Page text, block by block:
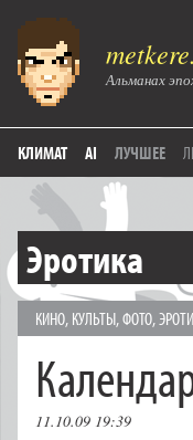
Альманах
КЛИМАТ AI ЛУЧШЕЕ
Эротика
КИНО, КУЛЬТЫ,ФОТО,
11.10.09 19:39